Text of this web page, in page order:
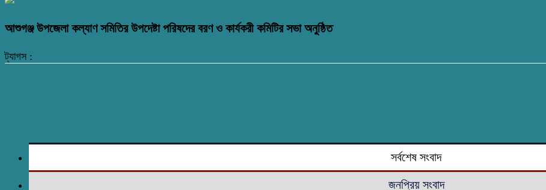
আশুগঞ্জ উপজেলা কল্যাণ সমিতির উপদেষ্টা পরিষদের বরণ ও কার্যকরী কমিটির সভা অনুষ্ঠিত
ট্যাগস :
সর্বশেষ সংবাদ
জনপ্রিয় সংবাদ